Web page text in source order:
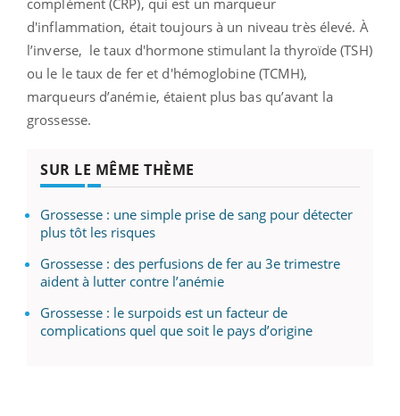
d'inflammation, était toujours à un niveau très élevé. À
l’inverse, le taux d'hormone stimulant la thyroïde (TSH)
ou le le taux de fer et d'hémoglobine (TCMH),
marqueurs d’anémie, étaient plus bas qu’avant la
grossesse.
SUR LE MÊME THÈME
Grossesse : une simple prise de sang pour détecter
plus tôt les risques
Grossesse : des perfusions de fer au 3e trimestre
aident à lutter contre l’anémie
Grossesse : le surpoids est un facteur de
complications quel que soit le pays d’origine